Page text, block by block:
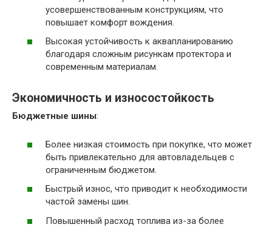
усовершенствованным конструкциям, что
повышает комфорт вождения.
Высокая устойчивость к аквапланированию
благодаря сложным рисункам протектора и
современным материалам.
Экономичность и износостойкость
Бюджетные шины:
Более низкая стоимость при покупке, что может
быть привлекательно для автовладельцев с
ограниченным бюджетом.
Быстрый износ, что приводит к необходимости
частой замены шин.
Повышенный расход топлива из-за более